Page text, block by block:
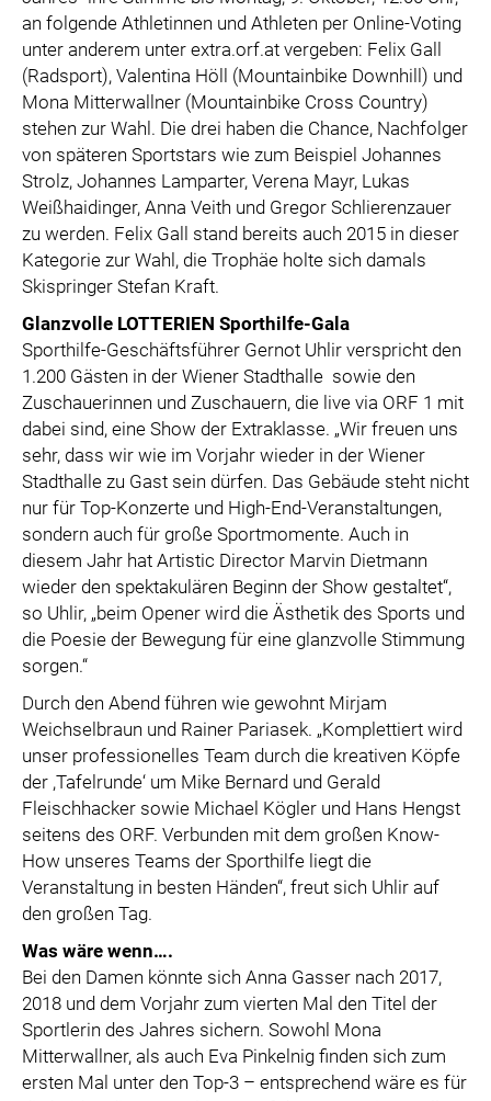
an folgende Athletinnen und Athleten per Online-Voting
unter anderem unter extra.orf.at vergeben: Felix Gall
(Radsport), Valentina Höll (Mountainbike Downhill) und
Mona Mitterwallner (Mountainbike Cross Country)
stehen zur Wahl. Die drei haben die Chance, Nachfolger
von späteren Sportstars wie zum Beispiel Johannes
Strolz, Johannes Lamparter, Verena Mayr, Lukas
Weißhaidinger, Anna Veith und Gregor Schlierenzauer
zu werden. Felix Gall stand bereits auch 2015 in dieser
Kategorie zur Wahl, die Trophäe holte sich damals
Skispringer Stefan Kraft.
Glanzvolle LOTTERIEN Sporthilfe-Gala
Sporthilfe-Geschäftsführer Gernot Uhlir verspricht den
1.200 Gästen in der Wiener Stadthalle sowie den
Zuschauerinnen und Zuschauern, die live via ORF 1 mit
dabei sind, eine Show der Extraklasse. „Wir freuen uns
sehr, dass wir wie im Vorjahr wieder in der Wiener
Stadthalle zu Gast sein dürfen. Das Gebäude steht nicht
nur für Top-Konzerte und High-End-Veranstaltungen,
sondern auch für große Sportmomente. Auch in
diesem Jahr hat Artistic Director Marvin Dietmann
wieder den spektakulären Beginn der Show gestaltet“,
so Uhlir, „beim Opener wird die Ästhetik des Sports und
die Poesie der Bewegung für eine glanzvolle Stimmung
sorgen.“
Durch den Abend führen wie gewohnt Mirjam
Weichselbraun und Rainer Pariasek. „Komplettiert wird
unser professionelles Team durch die kreativen Köpfe
der ,Tafelrunde‘ um Mike Bernard und Gerald
Fleischhacker sowie Michael Kögler und Hans Hengst
seitens des ORF. Verbunden mit dem großen Know-
How unseres Teams der Sporthilfe liegt die
Veranstaltung in besten Händen“, freut sich Uhlir auf
den großen Tag.
Was wäre wenn….
Bei den Damen könnte sich Anna Gasser nach 2017,
2018 und dem Vorjahr zum vierten Mal den Titel der
Sportlerin des Jahres sichern. Sowohl Mona
Mitterwallner, als auch Eva Pinkelnig finden sich zum
ersten Mal unter den Top-3 – entsprechend wäre es für